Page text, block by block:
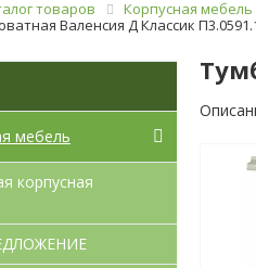
товаров Корпусная мебель
Валенсия Д Классик
мебель
корпусная